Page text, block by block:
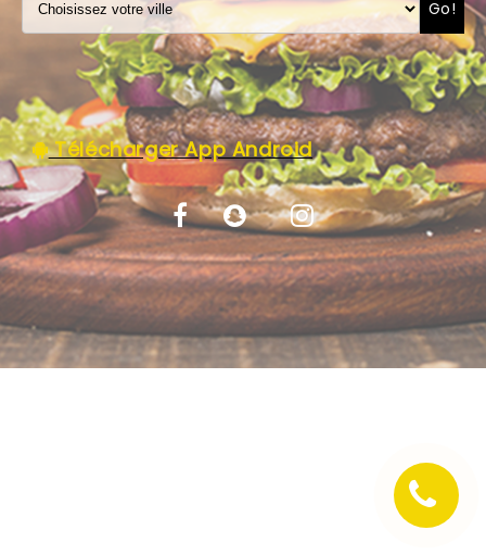
VOS AVIS
MENTIONS LÉGALES
C.G.V
Go!
Télécharger App Android